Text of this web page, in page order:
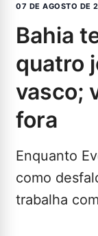
07 DE AGOSTO DE
bahia terá retorno de
quatro
vasco;
fora
Enquanto
como
trabalha